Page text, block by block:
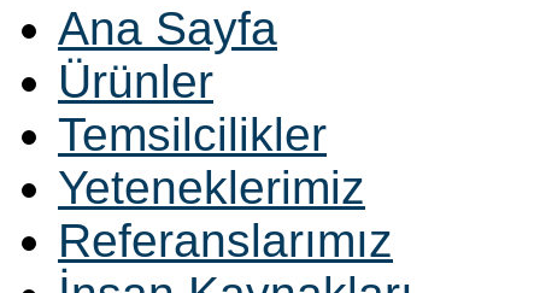
Ana Sayfa
Ürünler
Temsilcilikler
Yeteneklerimiz
Referanslarımız